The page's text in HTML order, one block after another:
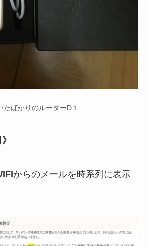
たばかりのルーターD１
からのメールを時系列に表示